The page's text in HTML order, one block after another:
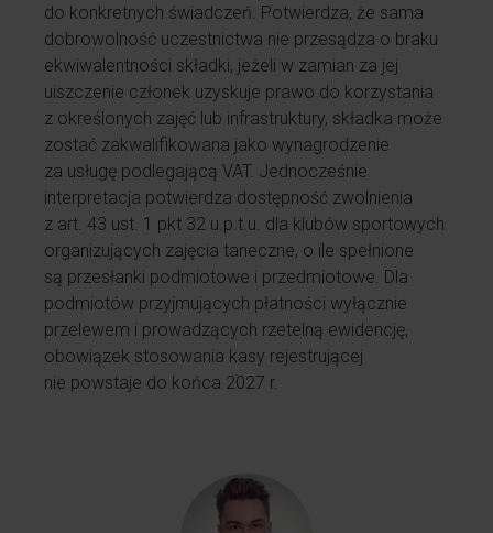
do konkretnych świadczeń. Potwierdza, że sama
dobrowolność uczestnictwa nie przesądza o braku
ekwiwalentności składki, jeżeli w zamian za jej
uiszczenie członek uzyskuje prawo do korzystania
z określonych zajęć lub infrastruktury, składka może
zostać zakwalifikowana jako wynagrodzenie
za usługę podlegającą VAT. Jednocześnie
interpretacja potwierdza dostępność zwolnienia
z art. 43 ust. 1 pkt 32 u.p.t.u. dla klubów sportowych
organizujących zajęcia taneczne, o ile spełnione
są przesłanki podmiotowe i przedmiotowe. Dla
podmiotów przyjmujących płatności wyłącznie
przelewem i prowadzących rzetelną ewidencję,
obowiązek stosowania kasy rejestrującej
nie powstaje do końca 2027 r.